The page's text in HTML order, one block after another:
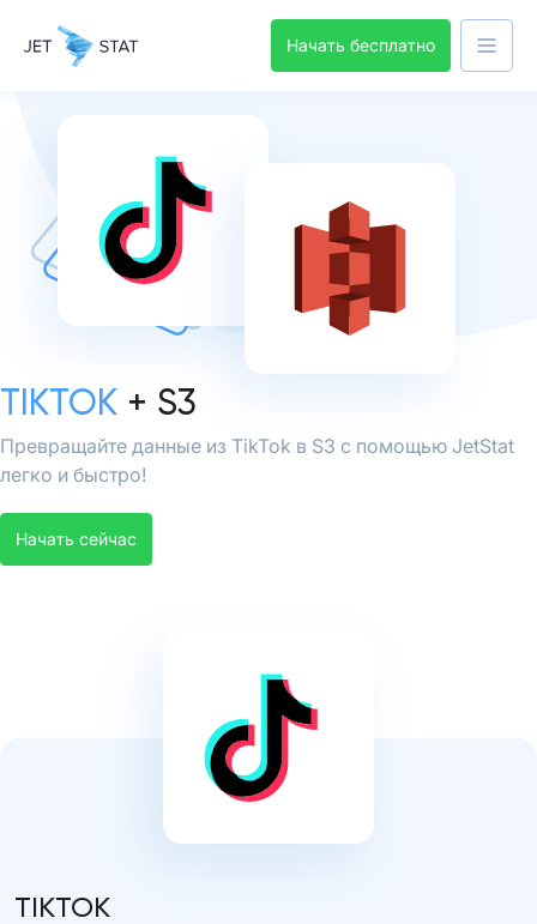
Начать бесплатно
TIKTOK + S3
Превращайте данные из TikTok в S3 с помощью JetStat
легко и быстро!
Начать сейчас
TIKTOK